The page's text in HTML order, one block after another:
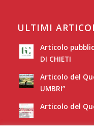
ULTIMI
Articolo
DI CHIETI
Articolo del
UMBRI”
Articolo del